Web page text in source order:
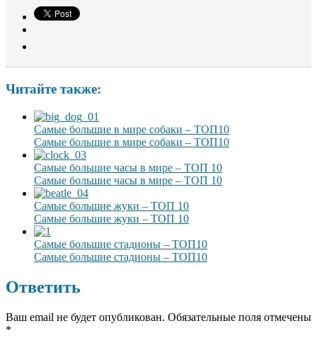
Читайте также:
Самые большие в мире собаки – ТОП10
Самые большие в мире собаки – ТОП10
Самые большие часы в мире – ТОП 10
Самые большие часы в мире – ТОП 10
Самые большие жуки – ТОП 10
Самые большие жуки – ТОП 10
Самые большие стадионы – ТОП10
Самые большие стадионы – ТОП10
Ответить
Ваш email не будет опубликован. Обязательные поля отмечены
*